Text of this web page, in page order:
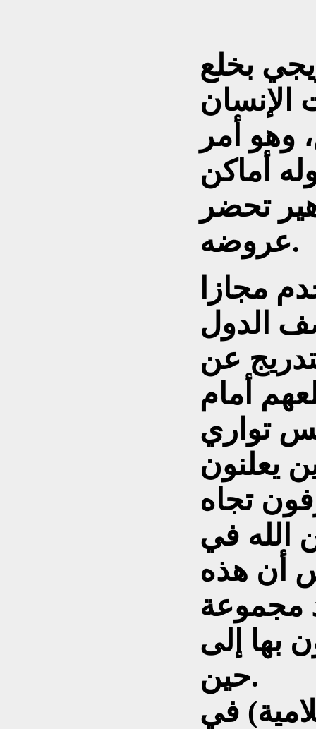
بخلع
الإنسان
وهو أمر
أماكن
تحضر
عروضه.
مجازا
الدول
عن
أمام
تواري
يعلنون
تجاه
الله في
أن هذه
مجموعة
بها إلى
حين.
في